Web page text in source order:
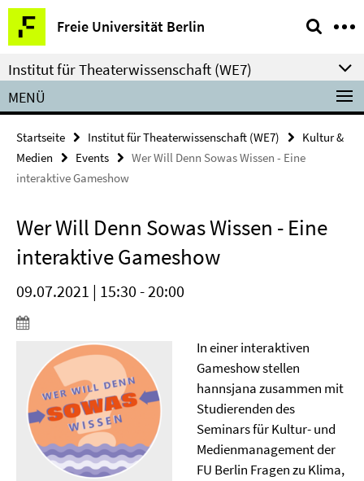
Springe
direkt
zu
Inhalt
Freie Universität Berlin
Service-
Navigation
Institut für Theaterwissenschaft (WE7)
MENÜ
Startseite Institut für Theaterwissenschaft (WE7)
Kultur &
Medien
Events
Wer Will Denn Sowas Wissen - Eine
interaktive Gameshow
Wer Will Denn Sowas Wissen - Eine
interaktive Gameshow
09.07.2021 | 15:30 - 20:00
In einer interaktiven
Gameshow stellen
hannsjana zusammen mit
Studierenden des
Seminars für Kultur- und
Medienmanagement der
FU Berlin Fragen zu Klima,